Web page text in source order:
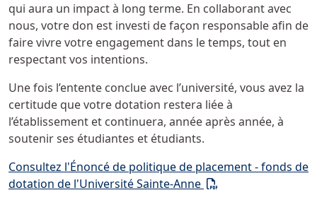
qui aura un impact à long terme. En collaborant avec
nous, votre don est investi de façon responsable afin de
faire vivre votre engagement dans le temps, tout en
respectant vos intentions.
Une fois l’entente conclue avec l’université, vous avez la
certitude que votre dotation restera liée à
l’établissement et continuera, année après année, à
soutenir ses étudiantes et étudiants.
Consultez l'Énoncé de politique de placement - fonds de
dotation de l'Université Sainte-Anne (PDF)